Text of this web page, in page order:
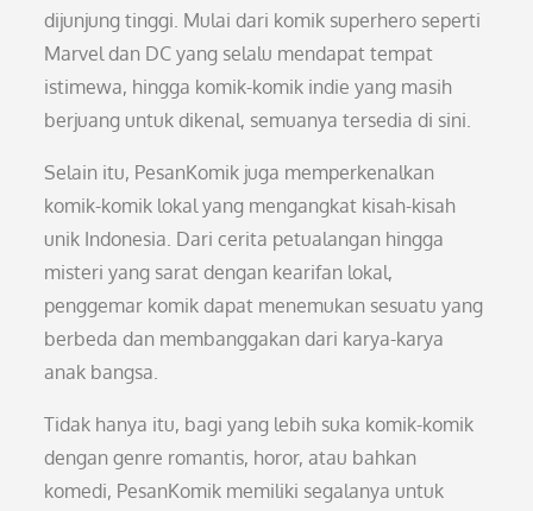
dijunjung tinggi. Mulai dari komik superhero seperti
Marvel dan DC yang selalu mendapat tempat
istimewa, hingga komik-komik indie yang masih
berjuang untuk dikenal, semuanya tersedia di sini.
Selain itu, PesanKomik juga memperkenalkan
komik-komik lokal yang mengangkat kisah-kisah
unik Indonesia. Dari cerita petualangan hingga
misteri yang sarat dengan kearifan lokal,
penggemar komik dapat menemukan sesuatu yang
berbeda dan membanggakan dari karya-karya
anak bangsa.
Tidak hanya itu, bagi yang lebih suka komik-komik
dengan genre romantis, horor, atau bahkan
komedi, PesanKomik memiliki segalanya untuk